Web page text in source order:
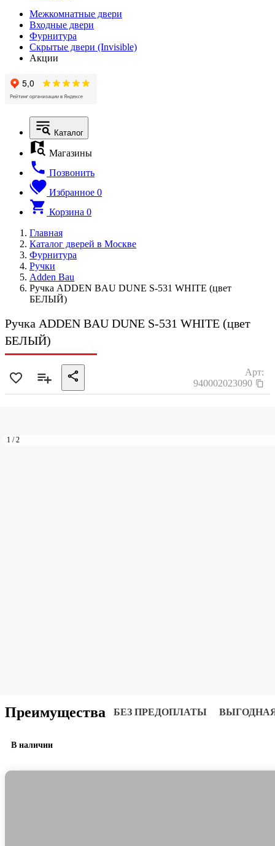
Межкомнатные двери
Входные двери
Фурнитура
Скрытые двери (Invisible)
Акции
Каталог
Магазины
Позвонить
Избранное 0
Корзина 0
Главная
Каталог дверей в Москве
Фурнитура
Ручки
Adden Bau
Ручка ADDEN BAU DUNE S-531 WHITE (цвет
БЕЛЫЙ)
Ручка ADDEN BAU DUNE S-531 WHITE (цвет
БЕЛЫЙ)
Арт:
940002023090
1 /2
Преимущества БЕЗ ПРЕДОПЛАТЫ
В наличии